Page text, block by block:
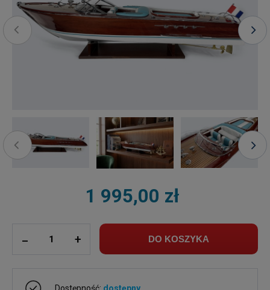
1 995,00 zł
+ DO KOSZYKA